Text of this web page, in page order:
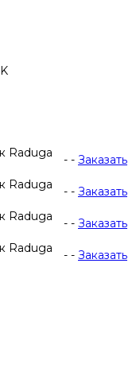
Raduga
- - Заказать
Raduga
- - Заказать
Raduga
- - Заказать
Raduga
- - Заказать